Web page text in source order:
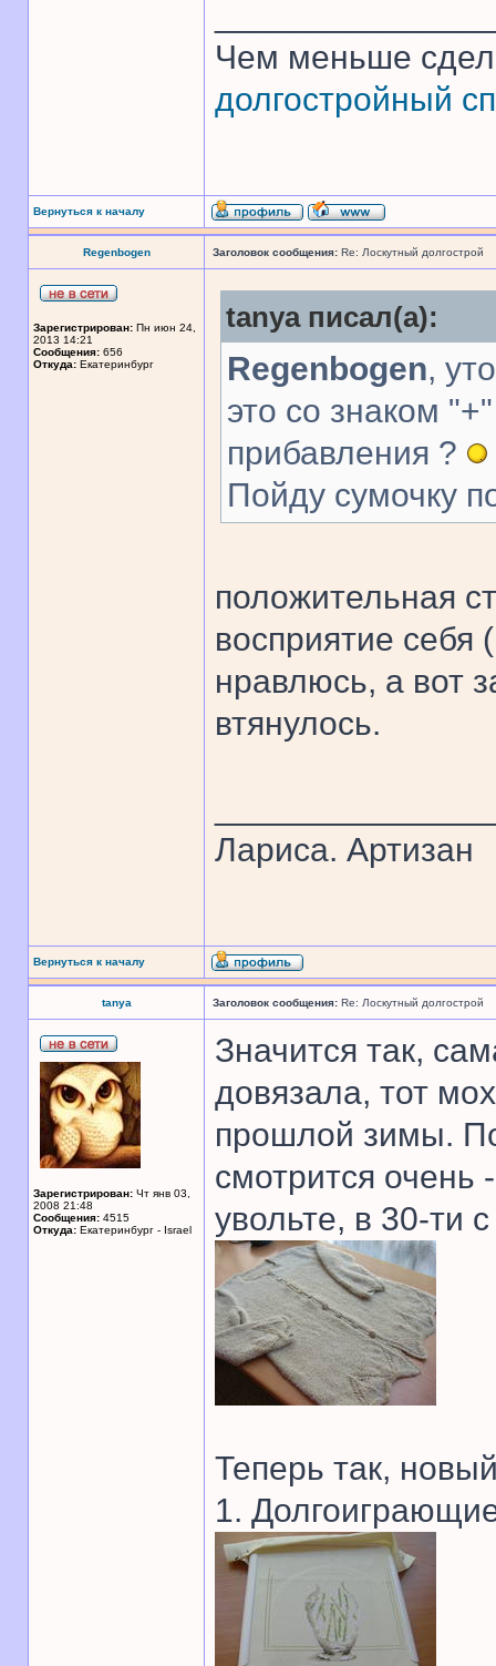
Чем меньше
долгостройный
Вернуться к началу
Regenbogen Заголовок сообщения: Re: Лоскутный долгострой
Зарегистрирован: Пн июн 24,
2013 14:21
Сообщения: 656
Откуда: Екатеринбург
tanya писал(а):
Regenbogen,
это со знаком
прибавления ?
Пойду сумочку
положительная
восприятие себя
нравлюсь, а вот
втянулось.
Лариса. Артизан
Вернуться к началу
tanya Заголовок сообщения: Re: Лоскутный долгострой
Зарегистрирован: Чт янв 03,
2008 21:48
Сообщения: 4515
Откуда: Екатеринбург - Israel
Значится так,
довязала, тот
прошлой зимы.
смотрится очень
увольте, в 30-ти
Теперь так,
1.